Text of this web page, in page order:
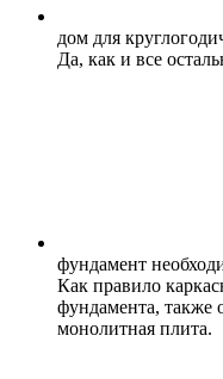
дом для
Да, как и все
фундамент
Как правило
фундамента, также
монолитная плита.